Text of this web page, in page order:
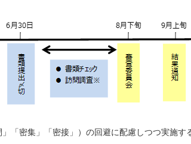
「密集」「密接」）の回避に配慮しつつ実施す